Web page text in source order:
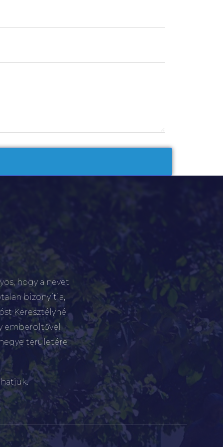
hogy a nevet
bizonyítja,
Keresztélyné
emberöltővel
területére